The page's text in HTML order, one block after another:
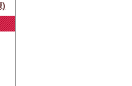
)